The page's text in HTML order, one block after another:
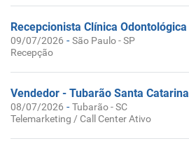
Recepcionista Clínica Odontológica
09/07/2026 -São Paulo - SP
Recepção
Vendedor - Tubarão Santa Catarina
08/07/2026 -Tubarão - SC
Telemarketing / Call Center Ativo